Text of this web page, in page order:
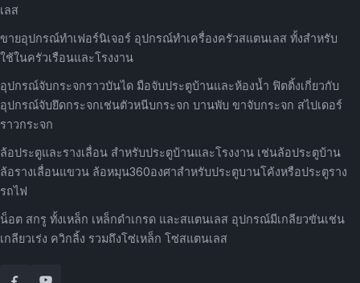
เลส
ขายอุปกรณ์ทำเฟอร์นิเจอร์ อุปกรณ์ทำเครื่องครัวสแตนเลส ทั้งสำหรับ
ใช้ในครัวเรือนและโรงงาน
อุปกรณ์จับกระจกราวบันได มือจับประตูบ้านและห้องน้ำ ฟิตติ้งเกี่ยวกับ
อุปกรณ์จับยึดกระจกเช่นตัวหนีบกระจก บานพับ ขาจับกระจก สไปเดอร์
ราวกระจก
ล้อประตูและรางเลื่อน สำหรับประตูบ้านและโรงงาน เช่นล้อประตูบ้าน
ล้อรางเลื่อนแขวน ล้อหมุน360องศาสำหรับประตูบานโค้งหรือประตูราง
รถไฟ
น็อต สกรู ทั้งเหล็ก เหล็กดำเกรด และสแตนเลส อุปกรณ์มีเกลียวขันเช่น
เกลียวเร่ง ควิกลิ้ง รวมถึงโซ่เหล็ก โซ่สแตนเลส